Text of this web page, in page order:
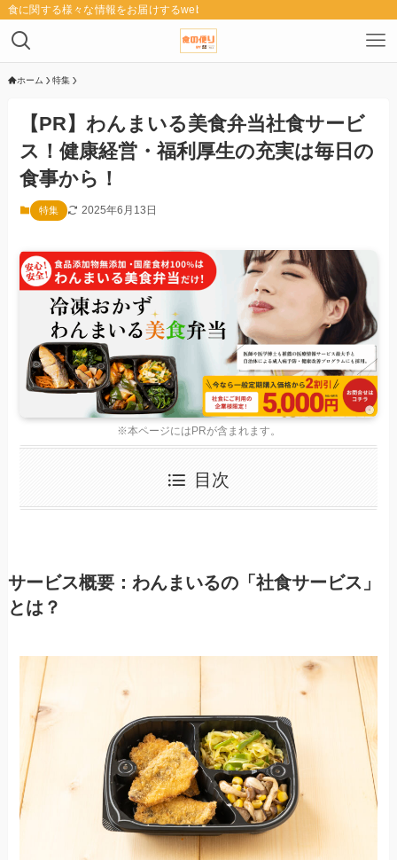
食に関する様々な情報をお届けするwebメディア「食の便り」
ホーム 特集
【PR】わんまいる美食弁当社食サービ
ス！健康経営・福利厚生の充実は毎日の
食事から！
特集 2025年6月13日
※本ページにはPRが含まれます。
目次
サービス概要：わんまいるの「社食サービス」
とは？